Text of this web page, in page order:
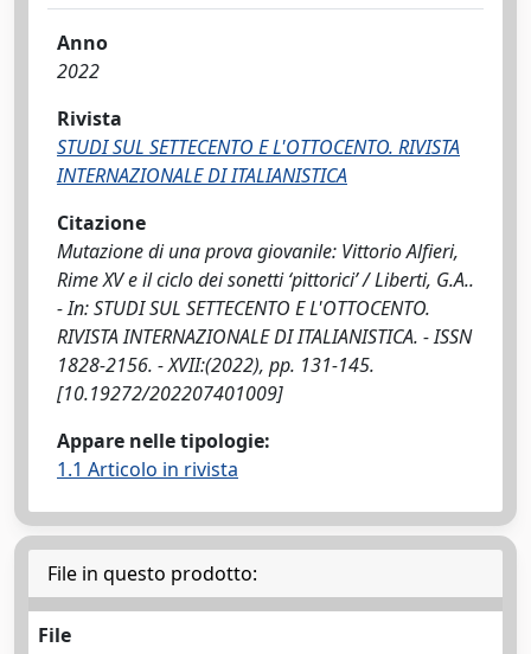
Anno
2022
Rivista
STUDI SUL SETTECENTO E L'OTTOCENTO. RIVISTA
INTERNAZIONALE DI ITALIANISTICA
Citazione
Mutazione di una prova giovanile: Vittorio Alfieri,
Rime XV e il ciclo dei sonetti ‘pittorici’ / Liberti, G.A..
- In: STUDI SUL SETTECENTO E L'OTTOCENTO.
RIVISTA INTERNAZIONALE DI ITALIANISTICA. - ISSN
1828-2156. - XVII:(2022), pp. 131-145.
[10.19272/202207401009]
Appare nelle tipologie:
1.1 Articolo in rivista
File in questo prodotto:
File